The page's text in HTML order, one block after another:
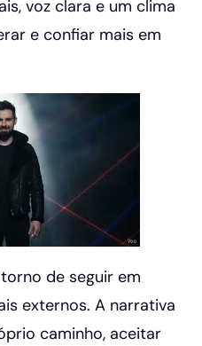
voz clara e um clima
e confiar mais em
de seguir em
externos. A narrativa
caminho, aceitar